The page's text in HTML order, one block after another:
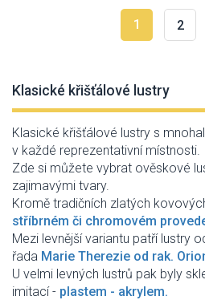
1 2
Klasické křišťálové lustry
Klasické křišťálové lustry s
v každé reprezentativní místnosti.
Zde si můžete vybrat ověskové
zajimavými tvary.
Kromě tradičních zlatých
stříbrném či chromovém
Mezi levnější variantu patří lustry
řada Marie Therezie od rak.
U velmi levných lustrů pak byly
imitací - plastem - akrylem.